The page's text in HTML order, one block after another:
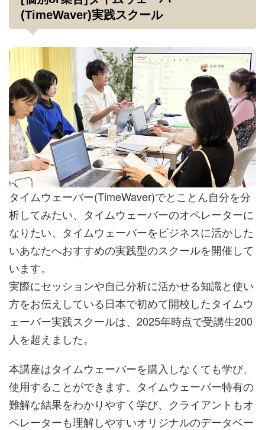
(TimeWaver)実践スクール
タイムウェーバー(TimeWaver)でとことん自分を分
析してみたい、タイムウェーバーのオペレーターに
なりたい、タイムウェーバーをビジネスに活かした
いあなたへおすすめの実践型のスクールを開催して
います。
実際にセッションや自己分析に活かせる知識と使い
方をお伝えしている日本で初めて開校したタイムウ
ェーバー実践スクールは、2025年時点で受講生200
人を超えました。
本講座はタイムウェーバーを購入しなくても学び、
使用することができます。タイムウェーバー特有の
難解な結果をわかりやすく学び、クライアントもオ
ペレーターも理解しやすいオリジナルのデータベー